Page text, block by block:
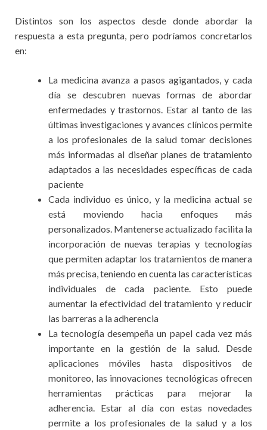
Distintos son los aspectos desde donde abordar la
respuesta a esta pregunta, pero podríamos concretarlos
en:
La medicina avanza a pasos agigantados, y cada
día se descubren nuevas formas de abordar
enfermedades y trastornos. Estar al tanto de las
últimas investigaciones y avances clínicos permite
a los profesionales de la salud tomar decisiones
más informadas al diseñar planes de tratamiento
adaptados a las necesidades específicas de cada
paciente
Cada individuo es único, y la medicina actual se
está moviendo hacia enfoques más
personalizados. Mantenerse actualizado facilita la
incorporación de nuevas terapias y tecnologías
que permiten adaptar los tratamientos de manera
más precisa, teniendo en cuenta las características
individuales de cada paciente. Esto puede
aumentar la efectividad del tratamiento y reducir
las barreras a la adherencia
La tecnología desempeña un papel cada vez más
importante en la gestión de la salud. Desde
aplicaciones móviles hasta dispositivos de
monitoreo, las innovaciones tecnológicas ofrecen
herramientas prácticas para mejorar la
adherencia. Estar al día con estas novedades
permite a los profesionales de la salud y a los